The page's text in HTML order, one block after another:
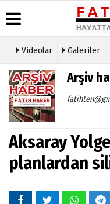
Haber
Arşivi
Günün
Haberleri
Videolar Galeriler
Arşiv
Aksaray
planlardan